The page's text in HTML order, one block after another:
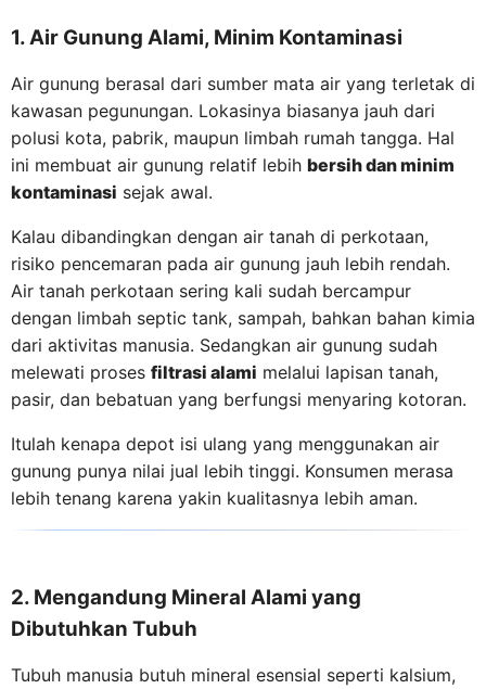
1. Air Gunung Alami, Minim Kontaminasi
Air gunung berasal dari sumber mata air yang terletak di
kawasan pegunungan. Lokasinya biasanya jauh dari
polusi kota, pabrik, maupun limbah rumah tangga. Hal
ini membuat air gunung relatif lebih bersih dan minim
kontaminasi sejak awal.
Kalau dibandingkan dengan air tanah di perkotaan,
risiko pencemaran pada air gunung jauh lebih rendah.
Air tanah perkotaan sering kali sudah bercampur
dengan limbah septic tank, sampah, bahkan bahan kimia
dari aktivitas manusia. Sedangkan air gunung sudah
melewati proses filtrasi alami melalui lapisan tanah,
pasir, dan bebatuan yang berfungsi menyaring kotoran.
Itulah kenapa depot isi ulang yang menggunakan air
gunung punya nilai jual lebih tinggi. Konsumen merasa
lebih tenang karena yakin kualitasnya lebih aman.
2. Mengandung Mineral Alami yang
Dibutuhkan Tubuh
Tubuh manusia butuh mineral esensial seperti kalsium,